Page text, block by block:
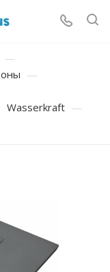
—
—
Wasserkraft —